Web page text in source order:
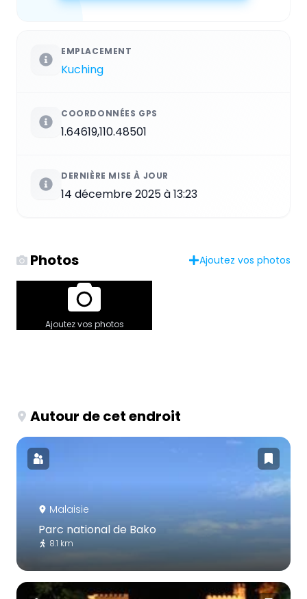
EMPLACEMENT
Kuching
COORDONNÉES GPS
1.64619,110.48501
DERNIÈRE MISE À JOUR
14 décembre 2025 à 13:23
Photos Ajoutez vos photos
Ajoutez vos photos
Autour de cet endroit
Malaisie
Parc national de Bako
8.1 km